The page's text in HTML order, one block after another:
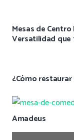
Mesas de
Versatilidad que
¿Cómo
Amadeus